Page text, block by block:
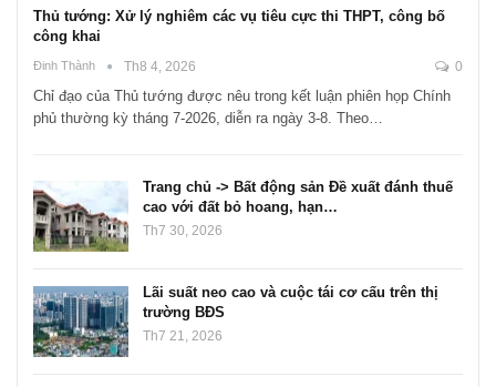
Thủ tướng: Xử lý nghiêm các vụ tiêu cực thi THPT, công bố
công khai
Đinh Thành Th8 4, 2026 0
Chỉ đạo của Thủ tướng được nêu trong kết luận phiên họp Chính
phủ thường kỳ tháng 7-2026, diễn ra ngày 3-8. Theo…
Trang chủ -> Bất động sản Đề xuất đánh thuế
cao với đất bỏ hoang, hạn…
Th7 30, 2026
Lãi suất neo cao và cuộc tái cơ cấu trên thị
trường BĐS
Th7 21, 2026